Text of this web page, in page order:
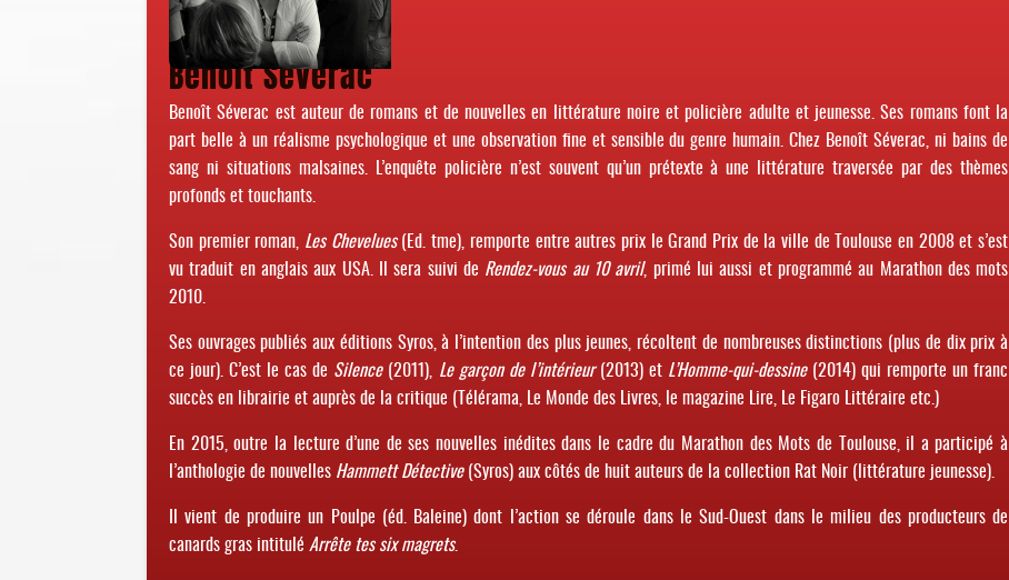
Benoît Séverac
Benoît Séverac est auteur de romans et de nouvelles en littérature noire et policière adulte et jeunesse. Ses romans font la
part belle à un réalisme psychologique et une observation fine et sensible du genre humain. Chez Benoît Séverac, ni bains de
sang ni situations malsaines. L’enquête policière n’est souvent qu’un prétexte à une littérature traversée par des thèmes
profonds et touchants.
Son premier roman, Les Chevelues(Ed. tme), remporte entre autres prix le Grand Prix de la ville de Toulouse en 2008 et s’est
vu traduit en anglais aux USA. Il sera suivi de Rendez-vous au 10 avril, primé lui aussi et programmé au Marathon des mots
2010.
Ses ouvrages publiés aux éditions Syros, à l’intention des plus jeunes, récoltent de nombreuses distinctions (plus de dix prix à
ce jour). C’est le cas de Silence(2011), Le garçon de l’intérieur(2013) et L’Homme-qui-dessine(2014) qui remporte un franc
succès en librairie et auprès de la critique (Télérama, Le Monde des Livres, le magazine Lire, Le Figaro Littéraire etc.)
En 2015, outre la lecture d’une de ses nouvelles inédites dans le cadre du Marathon des Mots de Toulouse, il a participé à
l’anthologie de nouvelles Hammett Détective(Syros) aux côtés de huit auteurs de la collection Rat Noir (littérature jeunesse).
Il vient de produire un Poulpe (éd. Baleine) dont l’action se déroule dans le Sud-Ouest dans le milieu des producteurs de
canards gras intitulé Arrête tes six magrets.